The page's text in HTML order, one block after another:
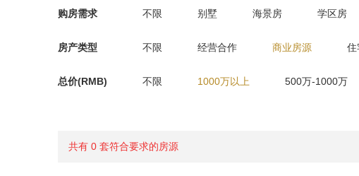
购房需求 不限 别墅 海景房 学区房
房产类型 不限 经营合作 商业房源 住
总价(RMB) 不限 1000万以上 500万-1000万
共有 0 套符合要求的房源